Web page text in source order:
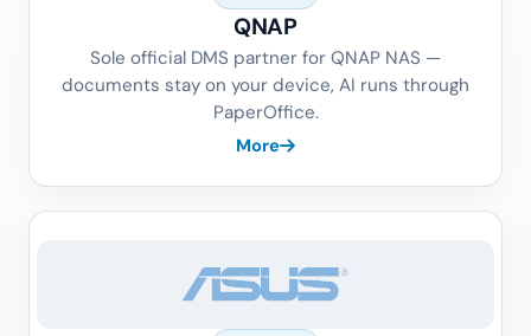
QNAP
Sole official DMS partner for QNAP NAS —
documents stay on your device, AI runs through
PaperOffice.
More